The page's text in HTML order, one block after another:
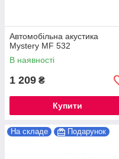
Автомобільна акустика
Mystery MF 532
В наявності
1 209 ₴
Купити
На складе Подарунок